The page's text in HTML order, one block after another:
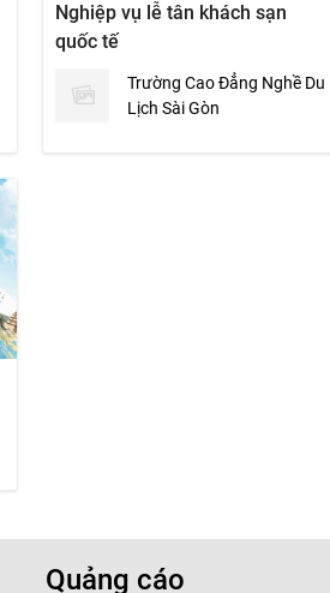
Nghiệp vụ lễ tân khách sạn
quốc tế
Trường Cao Đẳng Nghề Du
Lịch Sài Gòn
Quảng cáo